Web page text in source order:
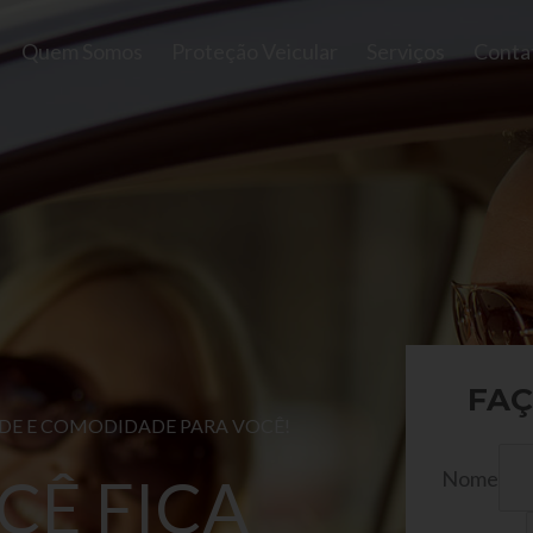
Quem Somos
E COMODIDADE PARA VOCÊ!
FICA
Nome